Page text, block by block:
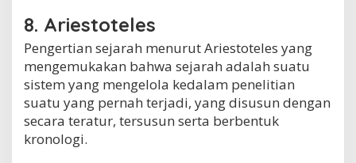
8. Ariestoteles
Pengertian sejarah menurut Ariestoteles yang
mengemukakan bahwa sejarah adalah suatu
sistem yang mengelola kedalam penelitian
suatu yang pernah terjadi, yang disusun dengan
secara teratur, tersusun serta berbentuk
kronologi.